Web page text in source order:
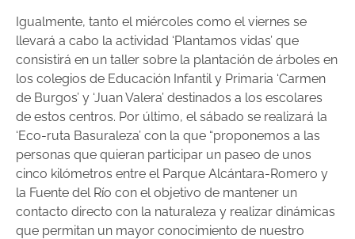
Igualmente, tanto el miércoles como el viernes se
llevará a cabo la actividad ‘Plantamos vidas’ que
consistirá en un taller sobre la plantación de árboles en
los colegios de Educación Infantil y Primaria ‘Carmen
de Burgos’ y ‘Juan Valera’ destinados a los escolares
de estos centros. Por último, el sábado se realizará la
‘Eco-ruta Basuraleza’ con la que “proponemos a las
personas que quieran participar un paseo de unos
cinco kilómetros entre el Parque Alcántara-Romero y
la Fuente del Río con el objetivo de mantener un
contacto directo con la naturaleza y realizar dinámicas
que permitan un mayor conocimiento de nuestro